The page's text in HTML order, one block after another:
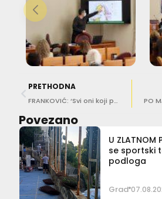
PRETHODNA
FRANKOVIĆ: ‘Svi oni koji problematiziraju priču s TUP-om s ciljem da pripadne nekom drugom… Ni ovaj put nećete uspjeti’
Povezano
U ZLATNOM
se sportski
podloga
Grad